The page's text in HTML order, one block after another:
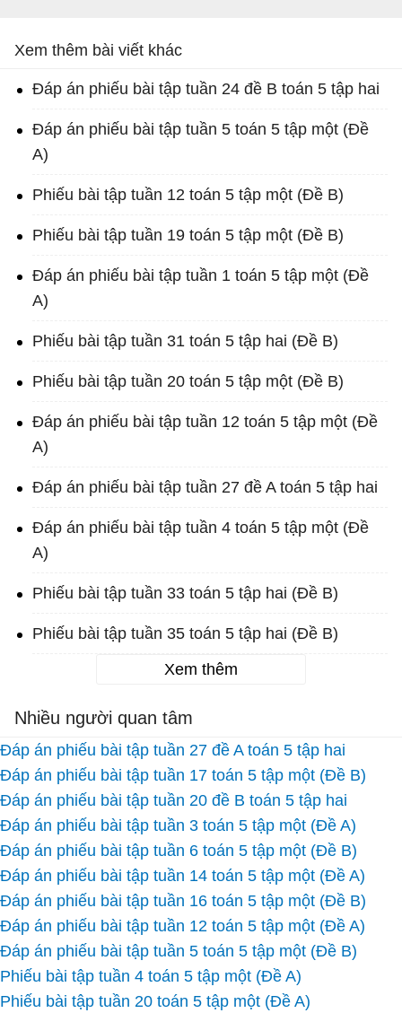
Xem thêm bài viết khác
Đáp án phiếu bài tập tuần 24 đề B toán 5 tập hai
Đáp án phiếu bài tập tuần 5 toán 5 tập một (Đề
A)
Phiếu bài tập tuần 12 toán 5 tập một (Đề B)
Phiếu bài tập tuần 19 toán 5 tập một (Đề B)
Đáp án phiếu bài tập tuần 1 toán 5 tập một (Đề
A)
Phiếu bài tập tuần 31 toán 5 tập hai (Đề B)
Phiếu bài tập tuần 20 toán 5 tập một (Đề B)
Đáp án phiếu bài tập tuần 12 toán 5 tập một (Đề
A)
Đáp án phiếu bài tập tuần 27 đề A toán 5 tập hai
Đáp án phiếu bài tập tuần 4 toán 5 tập một (Đề
A)
Phiếu bài tập tuần 33 toán 5 tập hai (Đề B)
Phiếu bài tập tuần 35 toán 5 tập hai (Đề B)
Xem thêm
Nhiều người quan tâm
Đáp án phiếu bài tập tuần 27 đề A toán 5 tập hai
Đáp án phiếu bài tập tuần 17 toán 5 tập một (Đề B)
Đáp án phiếu bài tập tuần 20 đề B toán 5 tập hai
Đáp án phiếu bài tập tuần 3 toán 5 tập một (Đề A)
Đáp án phiếu bài tập tuần 6 toán 5 tập một (Đề B)
Đáp án phiếu bài tập tuần 14 toán 5 tập một (Đề A)
Đáp án phiếu bài tập tuần 16 toán 5 tập một (Đề B)
Đáp án phiếu bài tập tuần 12 toán 5 tập một (Đề A)
Đáp án phiếu bài tập tuần 5 toán 5 tập một (Đề B)
Phiếu bài tập tuần 4 toán 5 tập một (Đề A)
Phiếu bài tập tuần 20 toán 5 tập một (Đề A)